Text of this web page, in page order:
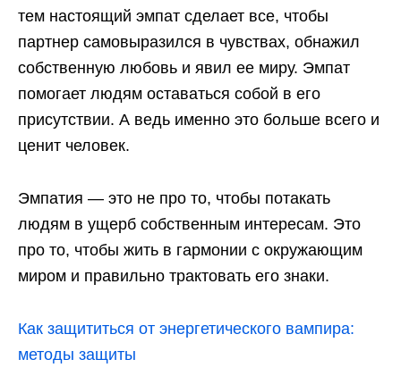
тем настоящий эмпат сделает все, чтобы
партнер самовыразился в чувствах, обнажил
собственную любовь и явил ее миру. Эмпат
помогает людям оставаться собой в его
присутствии. А ведь именно это больше всего и
ценит человек.
Эмпатия — это не про то, чтобы потакать
людям в ущерб собственным интересам. Это
про то, чтобы жить в гармонии с окружающим
миром и правильно трактовать его знаки.
Как защититься от энергетического вампира:
методы защиты